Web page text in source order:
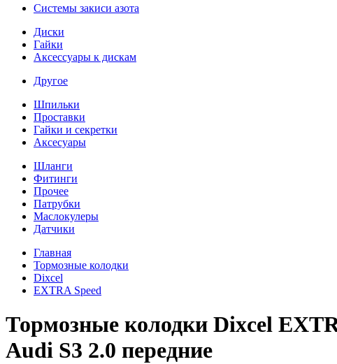
Системы закиси азота
Диски
Гайки
Аксессуары к дискам
Другое
Шпильки
Проставки
Гайки и секретки
Аксесуары
Шланги
Фитинги
Прочее
Патрубки
Маслокулеры
Датчики
Главная
Тормозные колодки
Dixcel
EXTRA Speed
Тормозные колодки Dixcel
Audi S3 2.0 передние